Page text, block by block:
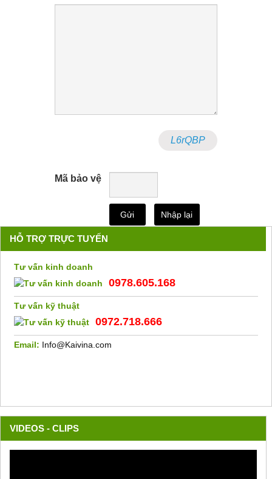
L6rQBP
Mã bảo vệ
HỖ TRỢ TRỰC TUYẾN
Tư vấn kinh doanh
0978.605.168
Tư vấn kỹ thuật
0972.718.666
Email: Info@Kaivina.com
VIDEOS - CLIPS